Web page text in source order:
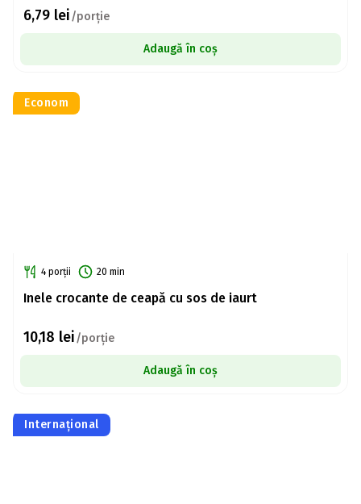
6,79 lei/porție
Adaugă în coș
Econom
4 porții 20 min
Inele crocante de ceapă cu sos de iaurt
10,18 lei/porție
Adaugă în coș
Internațional